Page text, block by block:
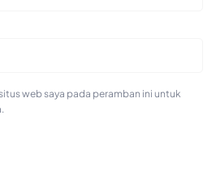
web saya pada peramban ini untuk